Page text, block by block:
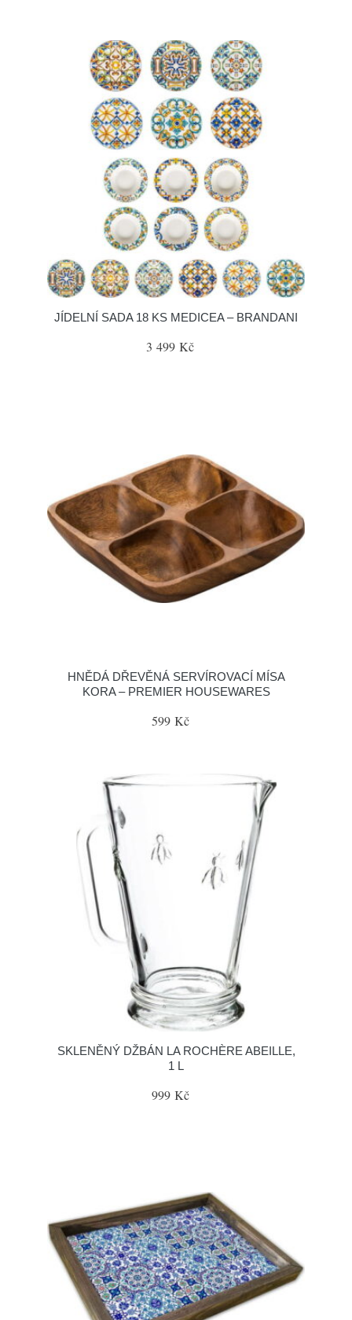
JÍDELNÍ SADA 18 KS MEDICEA – BRANDANI
3 499 Kč
HNĚDÁ DŘEVĚNÁ SERVÍROVACÍ MÍSA
KORA – PREMIER HOUSEWARES
599 Kč
SKLENĚNÝ DŽBÁN LA ROCHÈRE ABEILLE,
1 L
999 Kč